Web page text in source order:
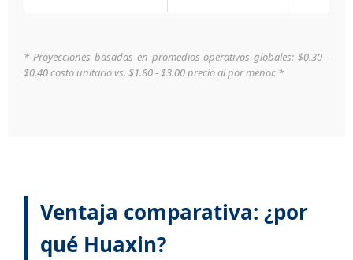
* Proyecciones basadas en promedios operativos globales: $0.30 -
$0.40 costo unitario vs. $1.80 - $3.00 precio al por menor. *
Ventaja comparativa: ¿por
qué Huaxin?